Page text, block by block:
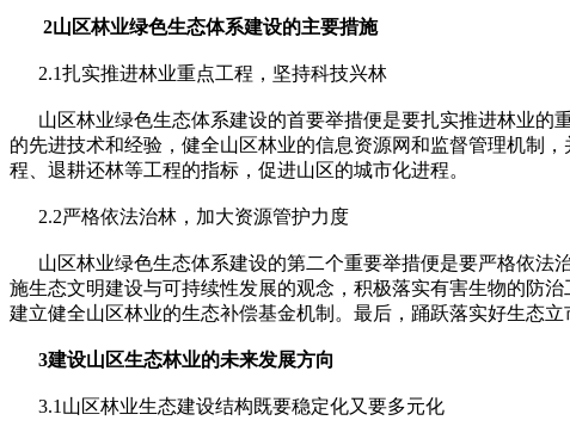
2山区林业绿色生态体系建设的主要措施
2.1扎实推进林业重点工程，坚持科技兴林
山区林业绿色生态体系建设的首要举措便是要扎实推进林业的
的先进技术和经验，健全山区林业的信息资源网和监督管理机制
程、退耕还林等工程的指标，促进山区的城市化进程。
2.2严格依法治林，加大资源管护力度
山区林业绿色生态体系建设的第二个重要举措便是要严格依法
施生态文明建设与可持续性发展的观念，积极落实有害生物的防
建立健全山区林业的生态补偿基金机制。最后，踊跃落实好生态
3建设山区生态林业的未来发展方向
3.1山区林业生态建设结构既要稳定化又要多元化